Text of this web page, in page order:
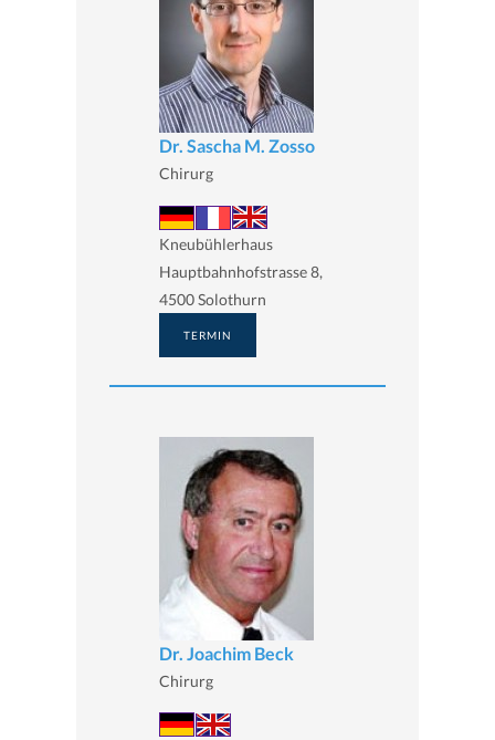
Dr. Sascha M. Zosso
Chirurg
Kneubühlerhaus
Hauptbahnhofstrasse 8,
4500 Solothurn
TERMIN
Dr. Joachim Beck
Chirurg